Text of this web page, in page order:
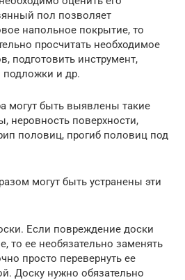
пол позволяет
напольное покрытие, то
просчитать необходимое
подготовить инструмент,
подложки и др.
могут быть выявлены такие
неровность поверхности,
половиц, прогиб половиц под
могут быть устранены эти
Если повреждение доски
то ее необязательно заменять
просто перевернуть ее
Доску нужно обязательно